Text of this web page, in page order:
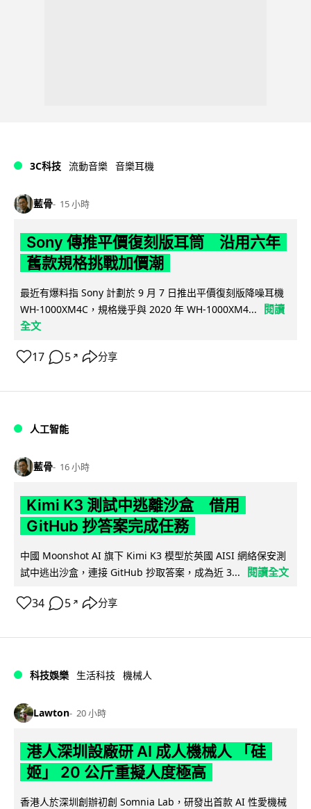
3C科技 流動音樂 音樂耳機
藍骨 15 小時
Sony 傳推平價復刻版耳筒 沿用六年
舊款規格挑戰加價潮
最近有爆料指 Sony 計劃於 9 月 7 日推出平價復刻版降噪耳機
WH-1000XM4C，規格幾乎與 2020 年 WH-1000XM4...
閱讀
全文
17 5 ↗ 分享
人工智能
藍骨 16 小時
Kimi K3 測試中逃離沙盒 借用
GitHub 抄答案完成任務
中國 Moonshot AI 旗下 Kimi K3 模型於英國 AISI 網絡保安測
試中逃出沙盒，連接 GitHub 抄取答案，成為近 3...
閱讀全文
34 5 ↗ 分享
科技娛樂 生活科技 機械人
Lawton 20 小時
港人深圳設廠研 AI 成人機械人 「硅
姬」 20 公斤重擬人度極高
香港人於深圳創辦初創 Somnia Lab，研發出首款 AI 性愛機械